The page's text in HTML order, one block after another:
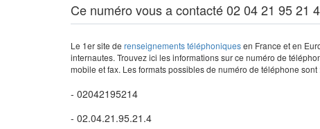
Ce numéro vous a contacté 02 04 21 95 21 4
Le 1er site de renseignements téléphoniquesen France et en
internautes. Trouvez ici les informations sur ce numéro de
mobile et fax. Les formats possibles de numéro de téléphone sont
- 02042195214
- 02.04.21.95.21.4